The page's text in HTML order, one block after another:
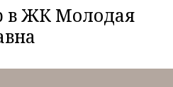
в ЖК Молодая